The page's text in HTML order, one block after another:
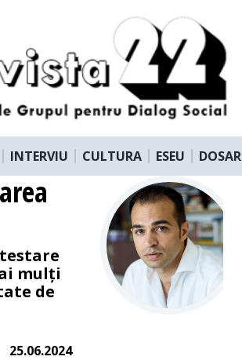
INTERVIU CULTURA ESEU DOSAR
mulți
de
25.06.2024